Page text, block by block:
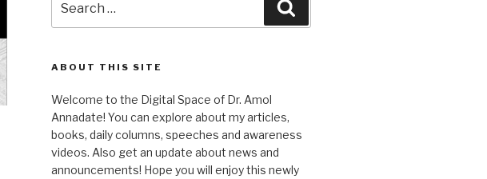
for:
ABOUT THIS SITE
Welcome to the Digital Space of Dr. Amol
Annadate! You can explore about my articles,
books, daily columns, speeches and awareness
videos. Also get an update about news and
announcements! Hope you will enjoy this newly